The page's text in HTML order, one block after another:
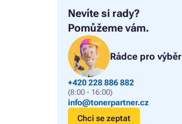
Nevíte si rady?
Pomůžeme vám.
Rádce pro výběr
+420 228 886 882
(8:00 - 16:00)
info@tonerpartner.cz
Chci se zeptat